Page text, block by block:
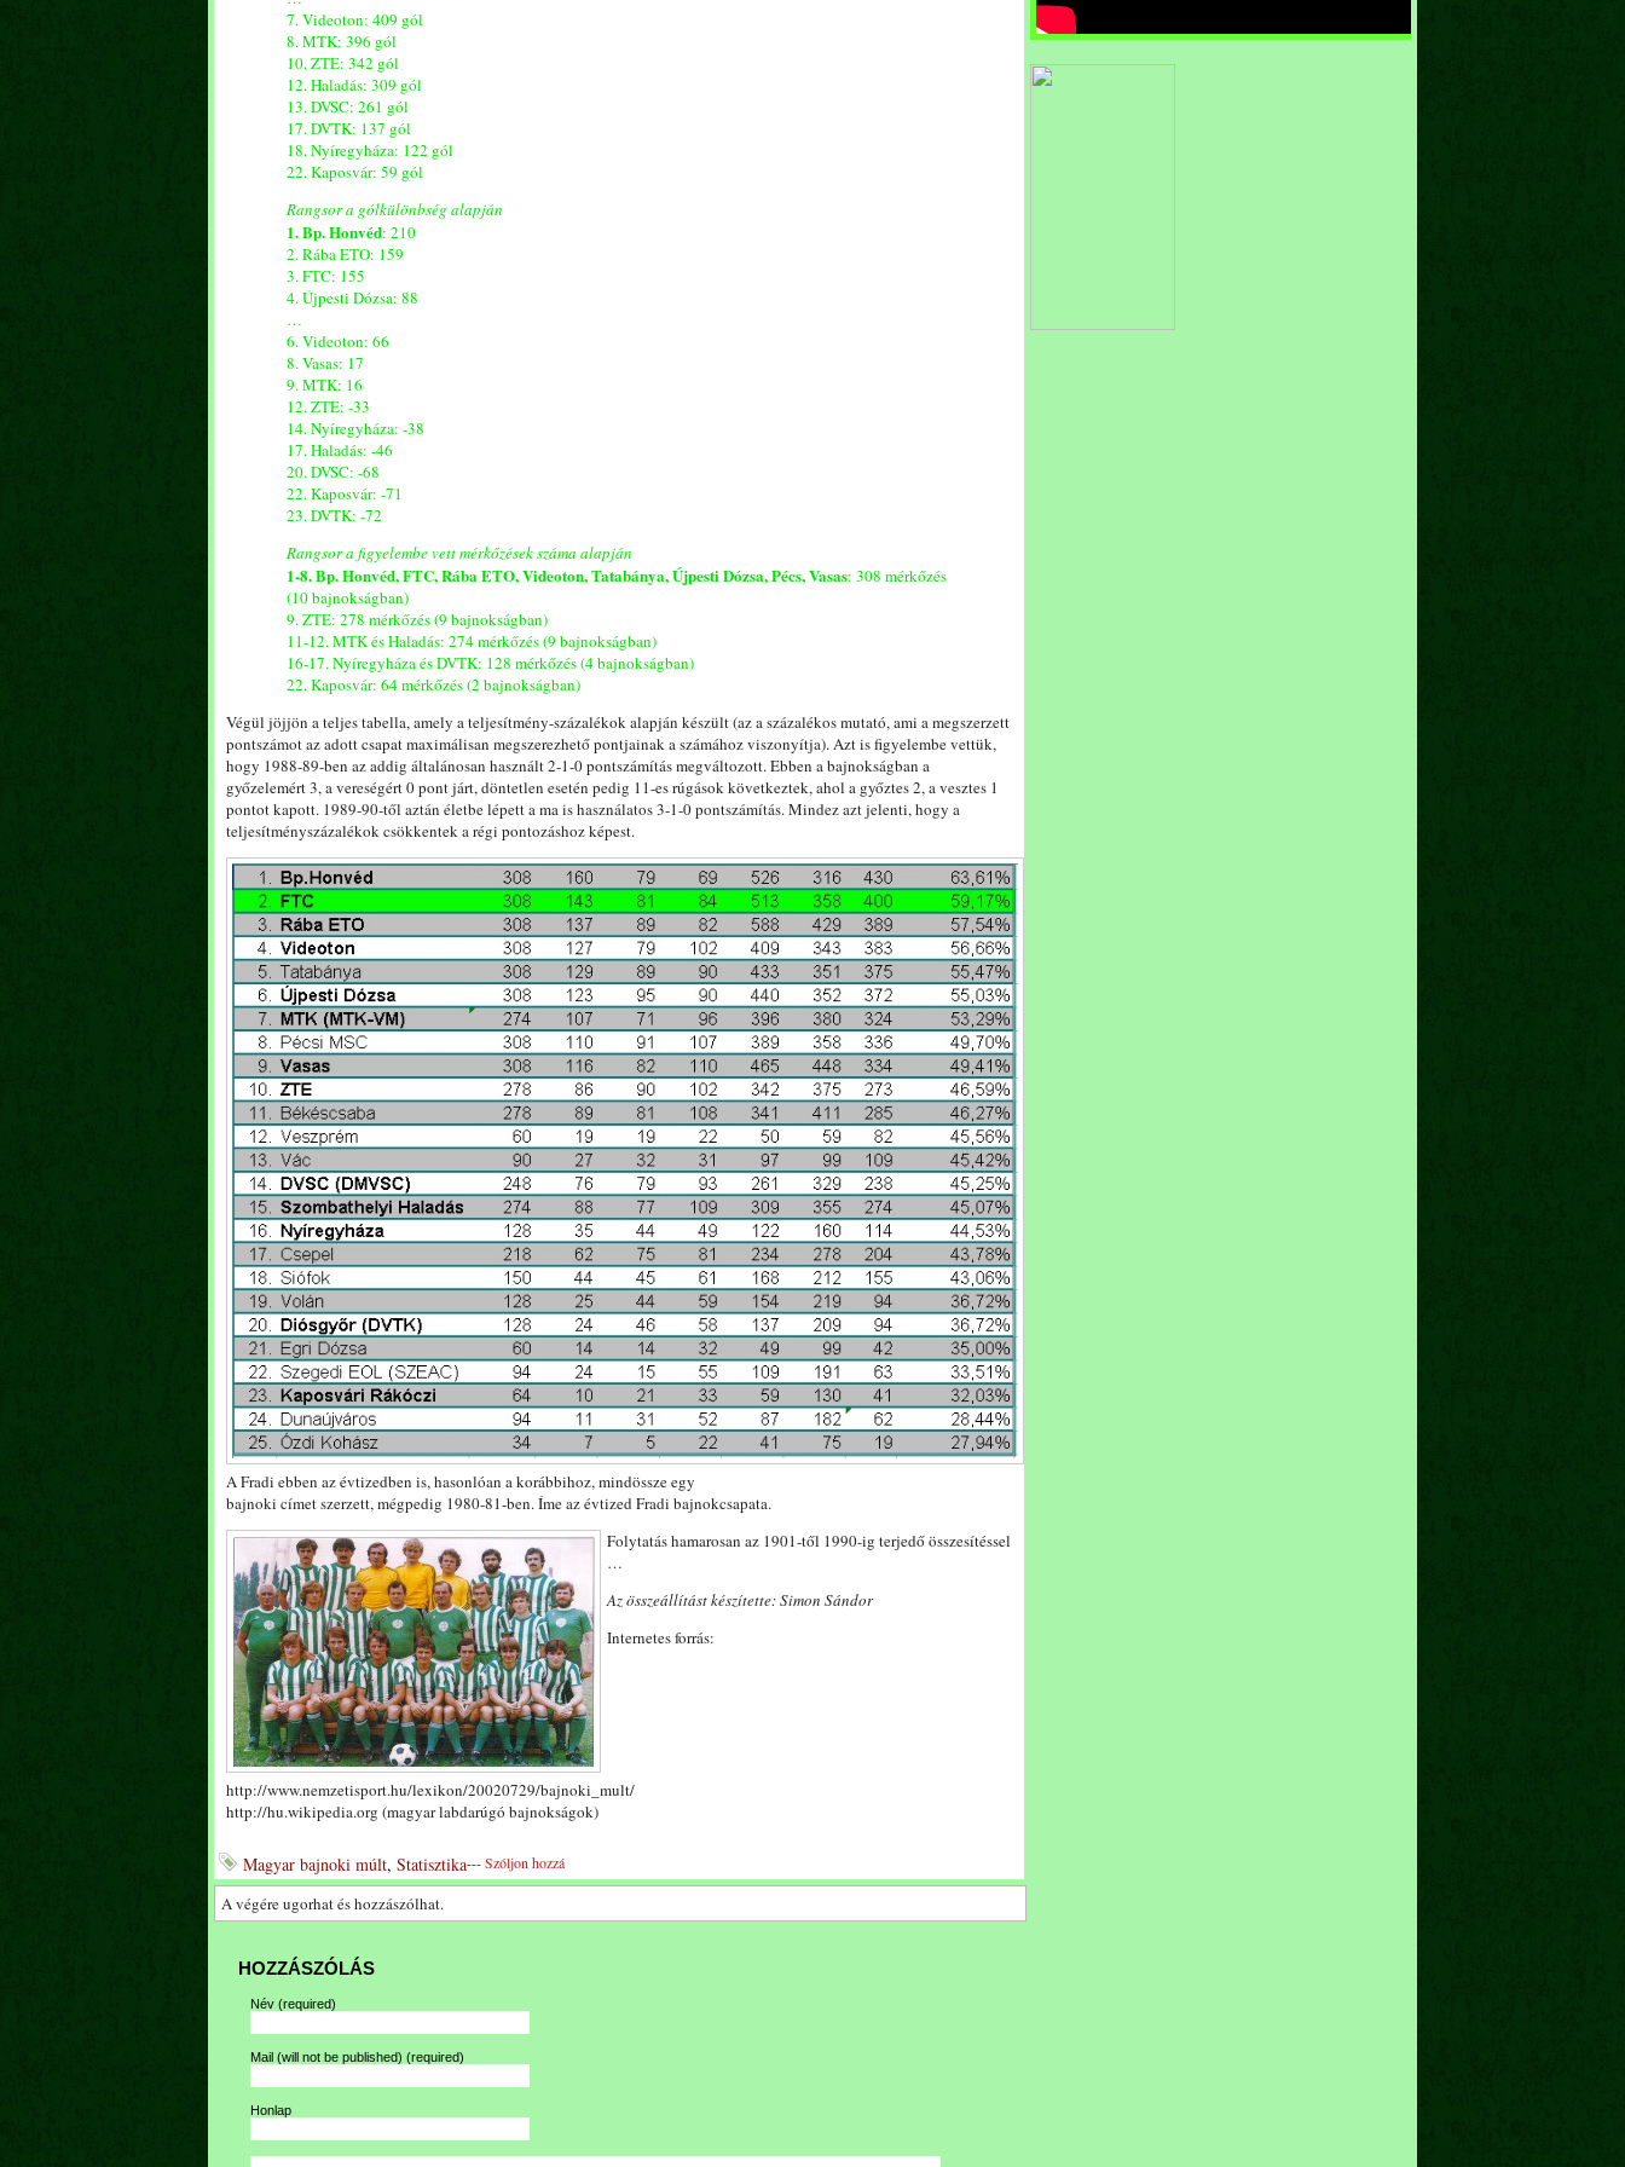
7. Videoton: 409 gól
8. MTK: 396 gól
10. ZTE: 342 gól
12. Haladás: 309 gól
13. DVSC: 261 gól
17. DVTK: 137 gól
18. Nyíregyháza: 122 gól
22. Kaposvár: 59 gól
Rangsor a gólkülönbség alapján
1. Bp. Honvéd: 210
2. Rába ETO: 159
3. FTC: 155
4. Újpesti Dózsa: 88
…
6. Videoton: 66
8. Vasas: 17
9. MTK: 16
12. ZTE: -33
14. Nyíregyháza: -38
17. Haladás: -46
20. DVSC: -68
22. Kaposvár: -71
23. DVTK: -72
Rangsor a figyelembe vett mérkőzések száma alapján
1-8. Bp. Honvéd, FTC, Rába ETO, Videoton, Tatabánya, Újpesti Dózsa, Pécs, Vasas: 308 mérkőzés
(10 bajnokságban)
9. ZTE: 278 mérkőzés (9 bajnokságban)
11-12. MTK és Haladás: 274 mérkőzés (9 bajnokságban)
16-17. Nyíregyháza és DVTK: 128 mérkőzés (4 bajnokságban)
22. Kaposvár: 64 mérkőzés (2 bajnokságban)
Végül jöjjön a teljes tabella, amely a teljesítmény-százalékok alapján készült (az a százalékos mutató, ami a megszerzett
pontszámot az adott csapat maximálisan megszerezhető pontjainak a számához viszonyítja). Azt is figyelembe vettük,
hogy 1988-89-ben az addig általánosan használt 2-1-0 pontszámítás megváltozott. Ebben a bajnokságban a
győzelemért 3, a vereségért 0 pont járt, döntetlen esetén pedig 11-es rúgások következtek, ahol a győztes 2, a vesztes 1
pontot kapott. 1989-90-től aztán életbe lépett a ma is használatos 3-1-0 pontszámítás. Mindez azt jelenti, hogy a
teljesítményszázalékok csökkentek a régi pontozáshoz képest.
A Fradi ebben az évtizedben is, hasonlóan a korábbihoz, mindössze egy
bajnoki címet szerzett, mégpedig 1980-81-ben. Íme az évtized Fradi bajnokcsapata.
Folytatás hamarosan az 1901-től 1990-ig terjedő összesítéssel
…
Az összeállítást készítette: Simon Sándor
Internetes forrás:
http://www.nemzetisport.hu/lexikon/20020729/bajnoki_mult/
http://hu.wikipedia.org (magyar labdarúgó bajnokságok)
Magyar bajnoki múlt, Statisztika---Szóljon hozzá
A végére ugorhat és hozzászólhat.
HOZZÁSZÓLÁS
Név (required)
Mail (will not be published) (required)
Honlap